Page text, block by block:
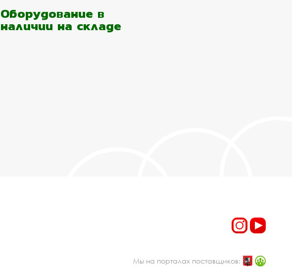
Оборудование в
наличии на складе
Мы на порталах поставщиков: